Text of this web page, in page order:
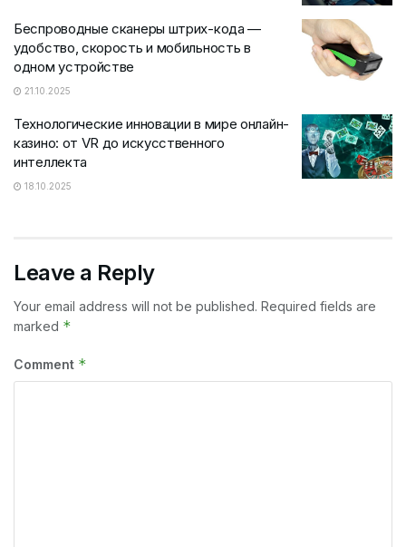
Беспроводные сканеры штрих-кода —
удобство, скорость и мобильность в
одном устройстве
21.10.2025
Технологические инновации в мире онлайн-
казино: от VR до искусственного
интеллекта
18.10.2025
Leave a Reply
Your email address will not be published. Required fields are
marked *
Comment *